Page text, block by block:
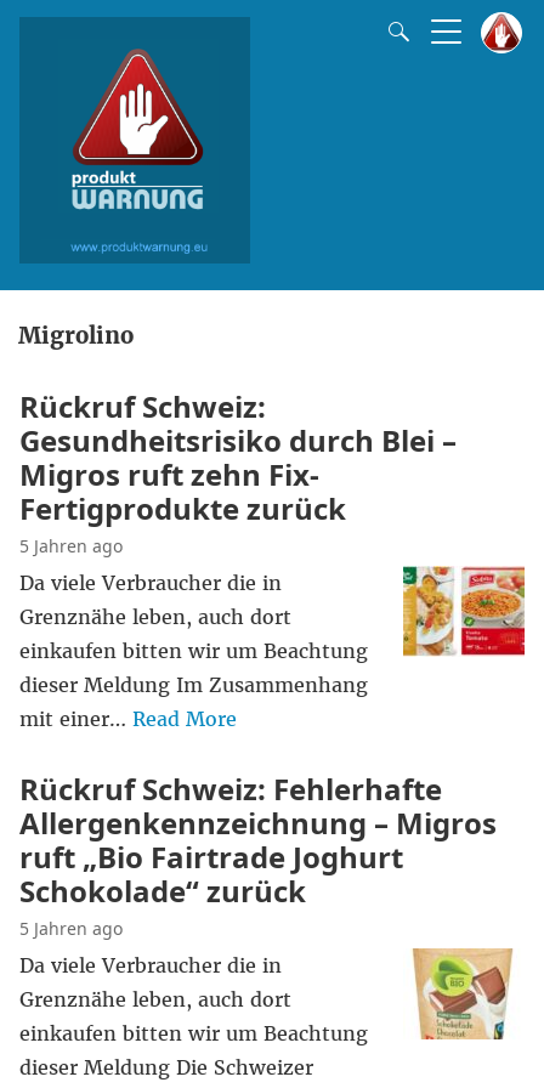
Migrolino
Rückruf Schweiz:
Gesundheitsrisiko durch Blei –
Migros ruft zehn Fix-
Fertigprodukte zurück
5 Jahren ago
Da viele Verbraucher die in
Grenznähe leben, auch dort
einkaufen bitten wir um Beachtung
dieser Meldung Im Zusammenhang
mit einer… Read More
Rückruf Schweiz: Fehlerhafte
Allergenkennzeichnung – Migros
ruft „Bio Fairtrade Joghurt
Schokolade“ zurück
5 Jahren ago
Da viele Verbraucher die in
Grenznähe leben, auch dort
einkaufen bitten wir um Beachtung
dieser Meldung Die Schweizer